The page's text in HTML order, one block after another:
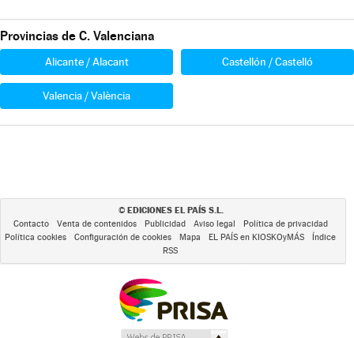
Provincias de C. Valenciana
Alicante / Alacant Castellón / Castelló
Valencia / València
© EDICIONES EL PAÍS S.L.
Contacto Venta de contenidos Publicidad Aviso legal
Política de privacidad
Política cookies
Configuración de cookies Mapa EL PAÍS en KIOSKOyMÁS
Índice
RSS